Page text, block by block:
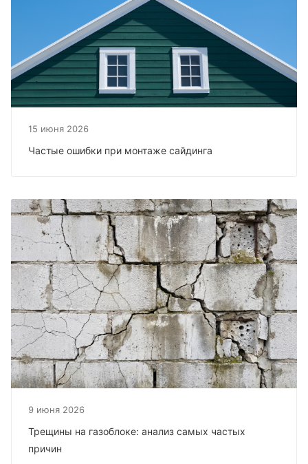
15 июня 2026
Частые ошибки при монтаже сайдинга
9 июня 2026
Трещины на газоблоке: анализ самых частых
причин